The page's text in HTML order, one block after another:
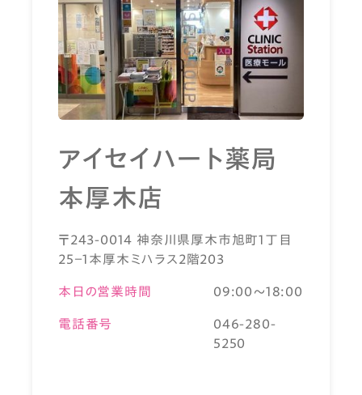
アイセイハート薬局
本厚木店
〒243-0014 神奈川県厚木市旭町1丁目
25－1本厚木ミハラス2階203
本日の営業時間 09:00～18:00
電話番号
046-280-
5250